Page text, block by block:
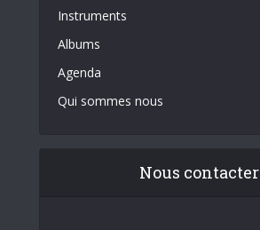
Instruments
Albums
Agenda
Qui sommes nous
Nous contacter